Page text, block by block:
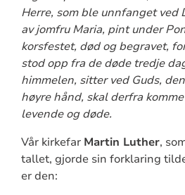
Herre, som ble unnfanget ved
av jomfru Maria, pint under
korsfestet, død og begravet,
stod opp fra de døde tredje
himmelen, sitter ved Guds,
høyre hånd, skal derfra
levende og døde.
Vår kirkefar Martin Luther,
tallet, gjorde sin forklaring
er den: